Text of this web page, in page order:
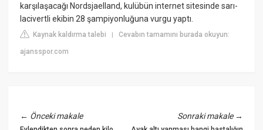
karşılaşacağı Nordsjaelland, kulübün internet sitesinde sarı-
lacivertli ekibin 28 şampiyonluğuna vurgu yaptı.
Kaynak kaldırma talebi |Cevabın tamamını burada okuyun:
ajansspor.com
← Önceki makale Sonraki makale→